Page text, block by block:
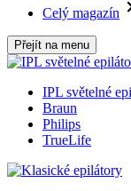
Celý magazín
Přejít na menu
IPL světelné
Braun
Philips
TrueLife